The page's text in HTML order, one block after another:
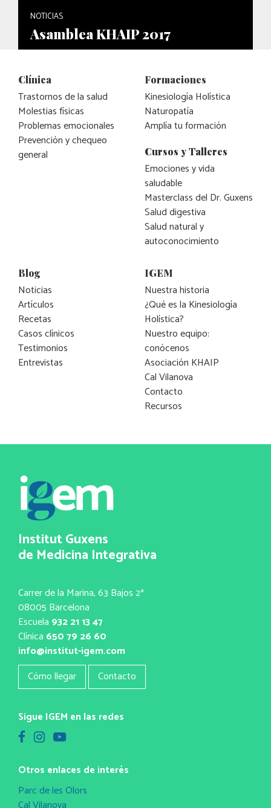
NOTICIAS
Asamblea KHAIP 2017
Clínica
Trastornos de la salud
Molestias físicas
Problemas emocionales
Prevención y chequeo
general
Formaciones
Kinesiología Holística
Naturopatía
Amplía tu formación
Cursos y Talleres
Emociones y vida
saludable
Masterclass del Dr. Guxens
Salud digestiva
Salud natural y
autoconocimiento
Blog
Noticias
Artículos
Recetas
Casos clínicos
Testimonios
Entrevistas
IGEM
Nuestra historia
¿Qué es la Kinesiología
Holística?
Nuestro equipo:
conócenos
Asociación KHAIP
Cal Vilanova
Contacto
Recursos
Institut Guxens
de Medicina Integrativa
Carrer de la Marina, 63 Bajos 2ª
08005 Barcelona
Escuela 932 21 13 47
Clínica 650 79 26 60
info@institut-igem.com
Cómo llegar
Contacto
Sigue IGEM en las redes
Otros enlaces de interés
Parc de les Olors